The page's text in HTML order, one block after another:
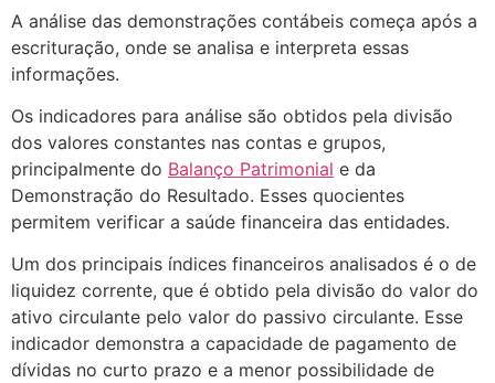
A análise das demonstrações contábeis começa após a
escrituração, onde se analisa e interpreta essas
informações.
Os indicadores para análise são obtidos pela divisão
dos valores constantes nas contas e grupos,
principalmente do Balanço Patrimonial e da
Demonstração do Resultado. Esses quocientes
permitem verificar a saúde financeira das entidades.
Um dos principais índices financeiros analisados é o de
liquidez corrente, que é obtido pela divisão do valor do
ativo circulante pelo valor do passivo circulante. Esse
indicador demonstra a capacidade de pagamento de
dívidas no curto prazo e a menor possibilidade de